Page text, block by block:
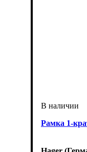
Рамка 1-